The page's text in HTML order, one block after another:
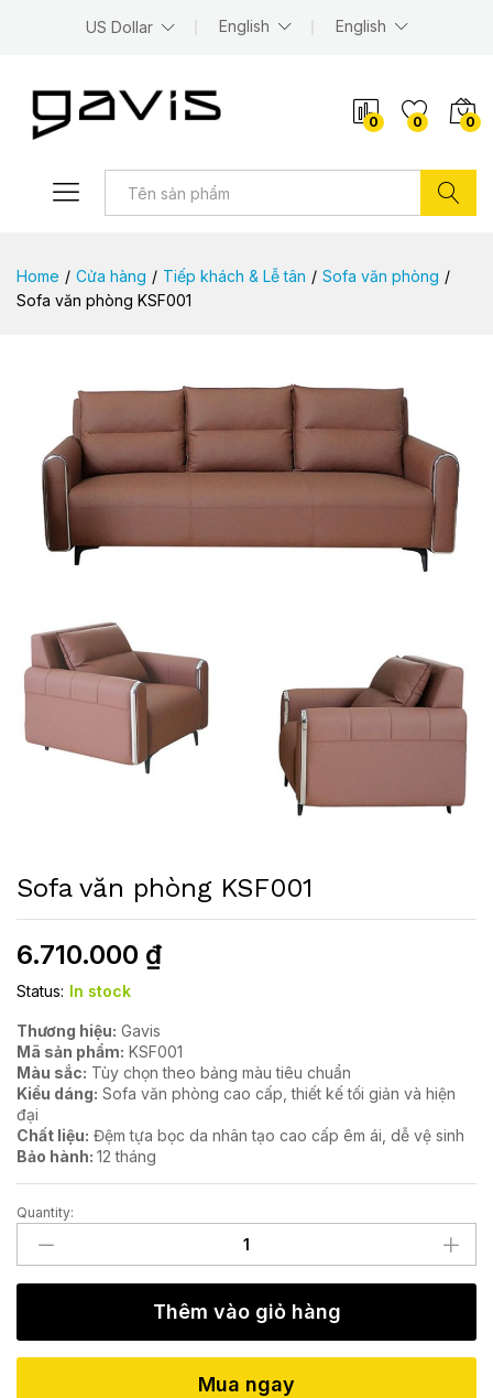
US Dollar English English
0 0 0
Home / Cửa hàng / Tiếp khách & Lễ tân / Sofa văn phòng /
Sofa văn phòng KSF001
Sofa văn phòng KSF001
6.710.000 ₫
Status: In stock
Thương hiệu: Gavis
Mã sản phẩm: KSF001
Màu sắc: Tùy chọn theo bảng màu tiêu chuẩn
Kiểu dáng: Sofa văn phòng cao cấp, thiết kế tối giản và hiện
đại
Chất liệu: Đệm tựa bọc da nhân tạo cao cấp êm ái, dễ vệ sinh
Bảo hành: 12 tháng
Sofa
văn
phòng
KSF001
Quantity:
Thêm vào giỏ hàng
Mua ngay